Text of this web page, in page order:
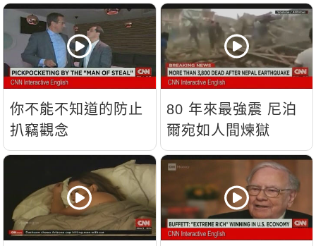
你不能不知道的防止
扒竊觀念
80 年來最強震 尼泊
爾宛如人間煉獄